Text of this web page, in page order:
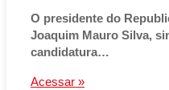
O presidente do
Joaquim Mauro Silva,
candidatura…
Acessar »